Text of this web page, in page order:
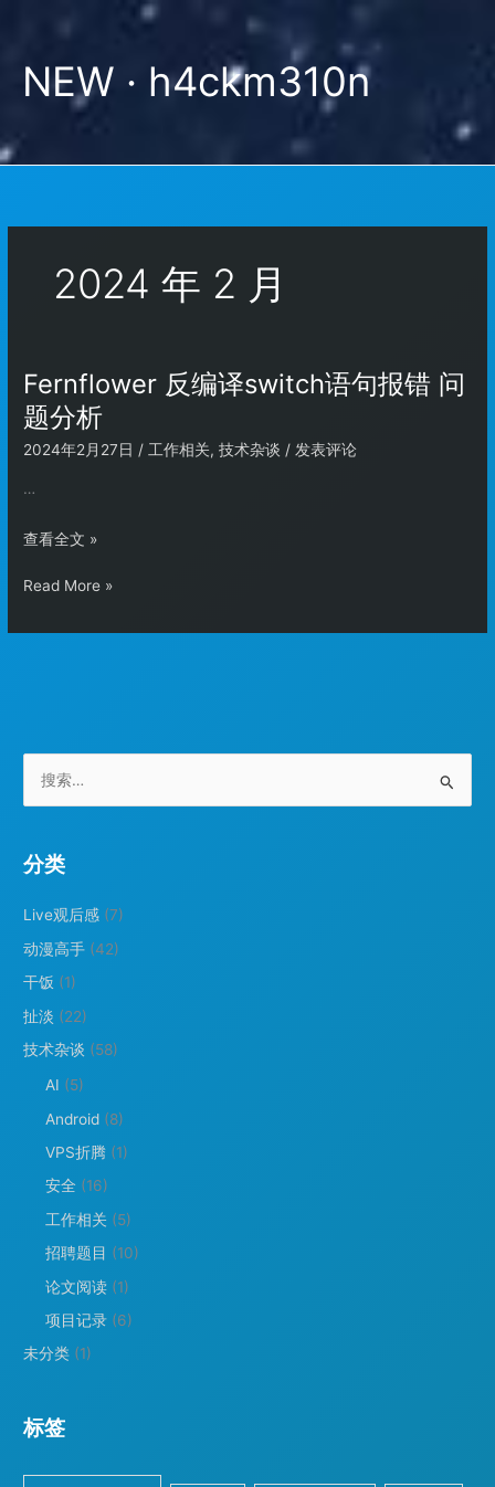
NEW · h4ckm310n
2024 年 2 月
Fernflower 反编译switch语句报错 问
题分析
2024年2月27日 / 工作相关,技术杂谈 / 发表评论
…
Fernflower
编
switch
问
分
查看全文 »
Fernflower
编
报
问
分
析
Read More »
分类
Live观后感 (7)
动漫高手 (42)
干饭 (1)
扯淡 (22)
技术杂谈 (58)
AI (5)
Android (8)
VPS折腾 (1)
安全 (16)
工作相关 (5)
招聘题目 (10)
论文阅读 (1)
项目记录 (6)
未分类 (1)
标签